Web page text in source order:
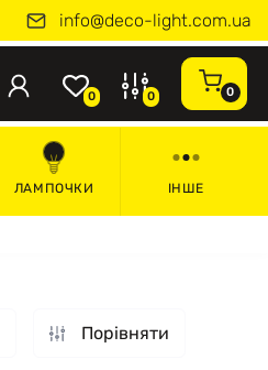
info@deco-light.com.ua
0 0 0
ЛАМПОЧКИ ІНШЕ
Порівняти